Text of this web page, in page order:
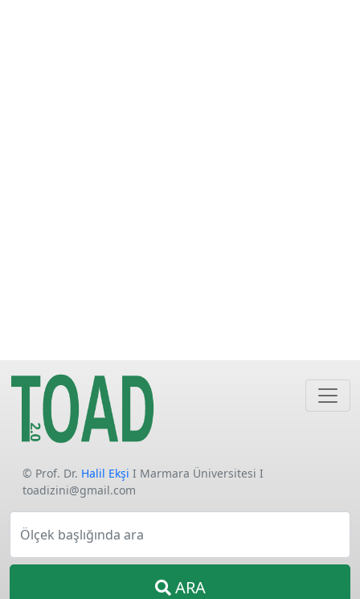
© Prof. Dr. Halil Ekşi I Marmara Üniversitesi I
toadizini@gmail.com
Ölçek başlığında ara
ARA